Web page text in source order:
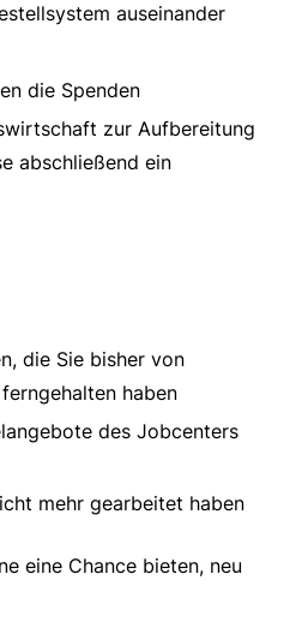
auseinander
die Spenden
zur Aufbereitung
abschließend ein
die Sie bisher von
haben
des Jobcenters
mehr gearbeitet haben
eine Chance bieten, neu